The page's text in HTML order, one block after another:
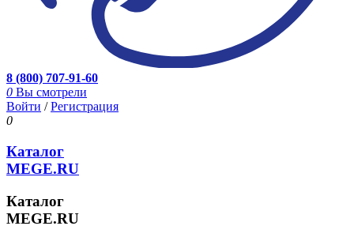
8 (800) 707-91-60
0 Вы смотрели
Войти /Регистрация
0
Каталог
MEGE.RU
Каталог
MEGE.RU